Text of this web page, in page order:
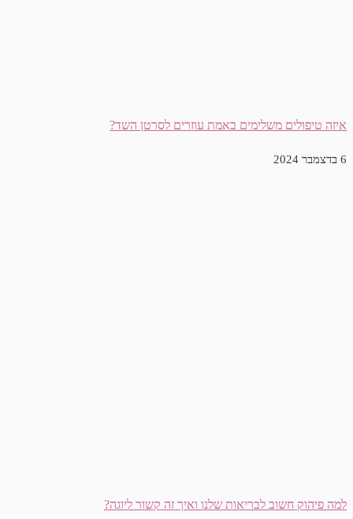
איזה טיפולים משלימים באמת עוזרים לסרטן השד?
6 בדצמבר 2024
למה פיהוק חשוב לבריאות שלנו ואיך זה קשור ליוגה?